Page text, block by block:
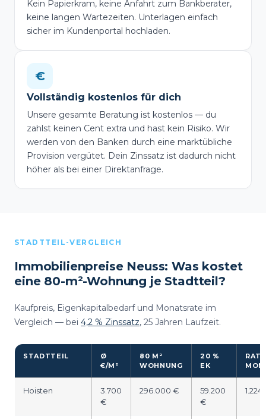
Kein Papierkram, keine Anfahrt zum Bankberater,
keine langen Wartezeiten. Unterlagen einfach
sicher im Kundenportal hochladen.
€
Vollständig kostenlos für dich
Unsere gesamte Beratung ist kostenlos — du
zahlst keinen Cent extra und hast kein Risiko. Wir
werden von den Banken durch eine marktübliche
Provision vergütet. Dein Zinssatz ist dadurch nicht
höher als bei einer Direktanfrage.
STADTTEIL-VERGLEICH
Immobilienpreise Neuss: Was kostet
eine 80-m²-Wohnung je Stadtteil?
Kaufpreis, Eigenkapitalbedarf und Monatsrate im
Vergleich — bei 4,2 % Zinssatz, 25 Jahren Laufzeit.
STADTTEIL
Ø
€/M²
80 M²
WOHNUNG
20 %
EK
Hoisten
3.700
€
296.000 €
59.200
€
1.224